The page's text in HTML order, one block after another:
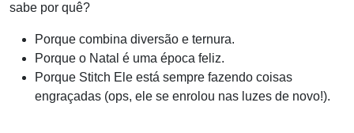
sabe por quê?
Porque combina diversão e ternura.
Porque o Natal é uma época feliz.
Porque Stitch Ele está sempre fazendo coisas
engraçadas (ops, ele se enrolou nas luzes de novo!).